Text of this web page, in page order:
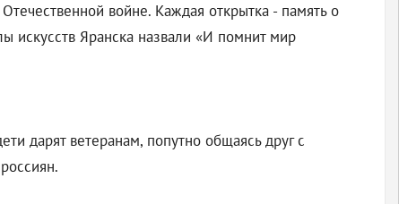
войне. Каждая открытка - память о
искусств Яранска назвали «И помнит мир
дарят ветеранам, попутно общаясь друг с